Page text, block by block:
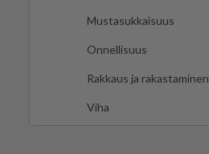
Mustasukkaisuus
Onnellisuus
Rakkaus ja rakastaminen
Viha